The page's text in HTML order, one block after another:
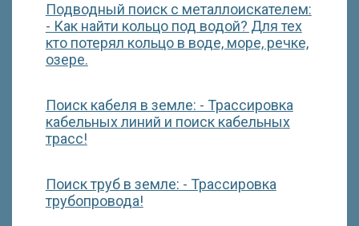
Подводный поиск с металлоискателем:
- Как найти кольцо под водой? Для тех
кто потерял кольцо в воде, море, речке,
озере.
Поиск кабеля в земле: - Трассировка
кабельных линий и поиск кабельных
трасс!
Поиск труб в земле: - Трассировка
трубопровода!